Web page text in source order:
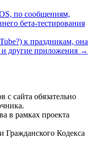
по сообщениям,
бета-тестирования
к праздникам, она
и другие приложения →
сайта обязательно
в рамках проекта
Гражданского Кодекса